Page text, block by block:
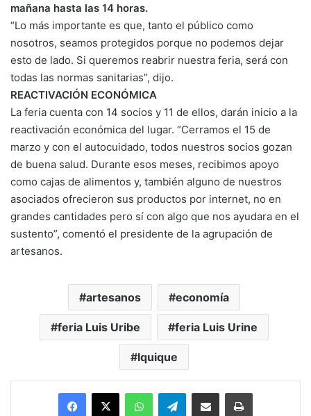
mañana hasta las 14 horas.
“Lo más importante es que, tanto el público como
nosotros, seamos protegidos porque no podemos dejar
esto de lado. Si queremos reabrir nuestra feria, será con
todas las normas sanitarias”, dijo.
REACTIVACIÓN ECONÓMICA
La feria cuenta con 14 socios y 11 de ellos, darán inicio a la
reactivación económica del lugar. “Cerramos el 15 de
marzo y con el autocuidado, todos nuestros socios gozan
de buena salud. Durante esos meses, recibimos apoyo
como cajas de alimentos y, también alguno de nuestros
asociados ofrecieron sus productos por internet, no en
grandes cantidades pero sí con algo que nos ayudara en el
sustento”, comentó el presidente de la agrupación de
artesanos.
artesanos economía
feria Luis Uribe feria Luis Urine
Iquique
Facebook
X WhatsAppTelegramEnviar vía email Imprimir